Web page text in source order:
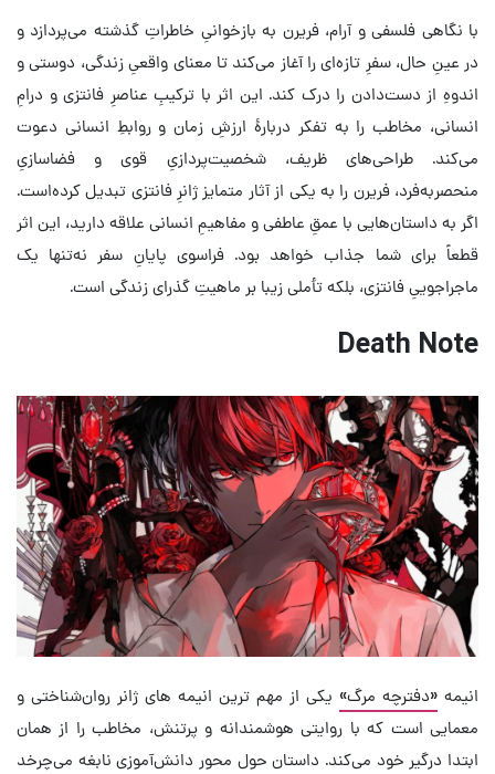
با نگاهی فلسفی و آرام، فریرن به بازخوانیِ خاطراتِ گذشته می‌پردازد و
در عینِ حال، سفرِ تازه‌ای را آغاز می‌کند تا معنای واقعیِ زندگی، دوستی و
اندوهِ از دست‌دادن را درک کند. این اثر با ترکیبِ عناصرِ فانتزی و درامِ
انسانی، مخاطب را به تفکر دربارهٔ ارزشِ زمان و روابطِ انسانی دعوت
می‌کند. طراحی‌های ظریف، شخصیت‌پردازیِ قوی و فضاسازیِ
منحصر‌به‌فرد، فریرن را به یکی از آثار متمایز ژانرِ فانتزی تبدیل کرده‌است.
اگر به داستان‌هایی با عمقِ عاطفی و مفاهیمِ انسانی علاقه دارید، این اثر
قطعاً برای شما جذاب خواهد بود. فراسوی پایانِ سفر نه‌تنها یک
ماجراجوییِ فانتزی، بلکه تأملی زیبا بر ماهیتِ گذرای زندگی است.
Death Note
انیمه «دفترچه مرگ» یکی از مهم ترین انیمه های ژانر روان‌شناختی و
معمایی است که با روایتی هوشمندانه و پرتنش، مخاطب را از همان
ابتدا درگیر خود می‌کند. داستان حول محور دانش‌آموزی نابغه می‌چرخد